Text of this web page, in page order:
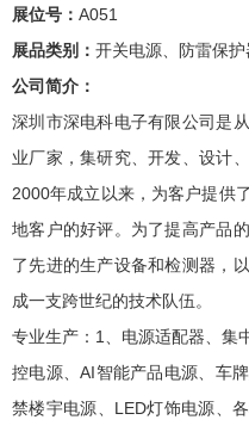
展位号： A051
展品类别： 开关电源、防雷保护
公司简介：
深圳市深电科电子有限公司是
业厂家，集研究、开发、设计
2000年成立以来，为客户提供
地客户的好评。为了提高产品
了先进的生产设备和检测器，
成一支跨世纪的技术队伍。
专业生产：1、电源适配器、集
控电源、AI智能产品电源、车
禁楼宇电源、LED灯饰电源、